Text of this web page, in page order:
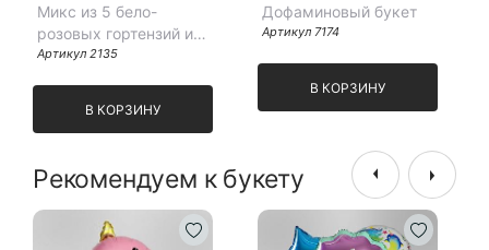
Микс из 5 бело-
розовых гортензий и
эвкалипта
Артикул 2135
В КОРЗИНУ
Дофаминовый букет
Артикул 7174
В КОРЗИНУ
Рекомендуем к букету